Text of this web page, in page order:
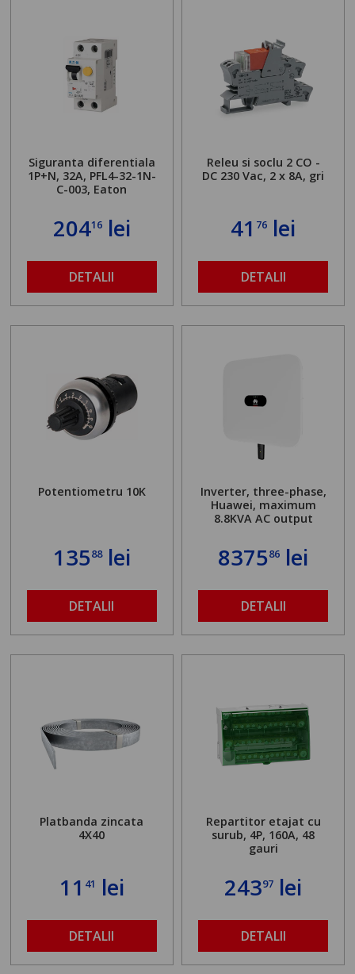
Siguranta diferentiala
1P+N, 32A, PFL4-32-1N-
C-003, Eaton
20416lei
DETALII
Releu si soclu 2 CO -
DC 230 Vac, 2 x 8A, gri
41 76 lei
DETALII
Potentiometru 10K
13588lei
DETALII
Inverter, three-phase,
Huawei, maximum
8.8KVA AC output
837586 lei
DETALII
Platbanda zincata
4X40
11 41 lei
DETALII
Repartitor etajat cu
surub, 4P, 160A, 48
gauri
24397 lei
DETALII